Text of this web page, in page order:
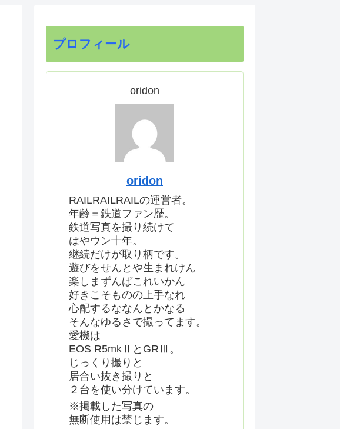
プロフィール
oridon
oridon
RAILRAILRAILの運営者。
年齢＝鉄道ファン歴。
鉄道写真を撮り続けて
はやウン十年。
継続だけが取り柄です。
遊びをせんとや生まれけん
楽しまずんばこれいかん
好きこそものの上手なれ
心配するななんとかなる
そんなゆるさで撮ってます。
愛機は
EOS R5mkⅡとGRⅢ。
じっくり撮りと
居合い抜き撮りと
２台を使い分けています。
※掲載した写真の
無断使用は禁じます。